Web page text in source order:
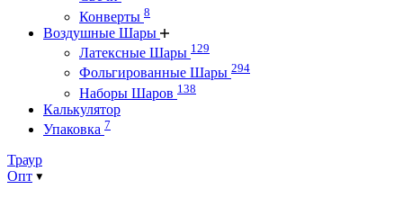
Конверты 8
Воздушные Шары
Латексные Шары 129
Фольгированные Шары 294
Наборы Шаров 138
Калькулятор
Упаковка 7
Траур
Опт